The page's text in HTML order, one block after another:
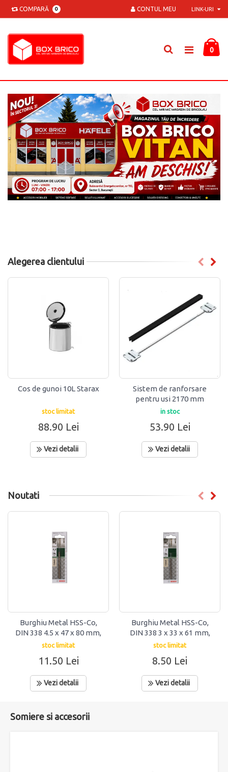
COMPARĂ 0 LINK-URI
CONTUL MEU
0
Alegerea clientului
Cos de gunoi 10L Starax
stoc limitat
88.90 Lei
Vezi detalii
Sistem de ranforsare
pentru usi 2170 mm
Hafele
in stoc
53.90 Lei
Vezi detalii
Noutati
Burghiu Metal HSS-Co,
DIN 338 4.5 x 47 x 80 mm,
Bosch
stoc limitat
11.50 Lei
Vezi detalii
Burghiu Metal HSS-Co,
DIN 338 3 x 33 x 61 mm,
Bosch
stoc limitat
8.50 Lei
Vezi detalii
Somiere si accesorii